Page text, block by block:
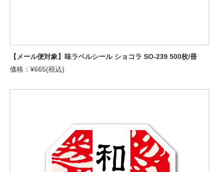
【メール便対象】味ラベルシール ショコラ SO-239 500枚/冊
価格：¥665(税込)